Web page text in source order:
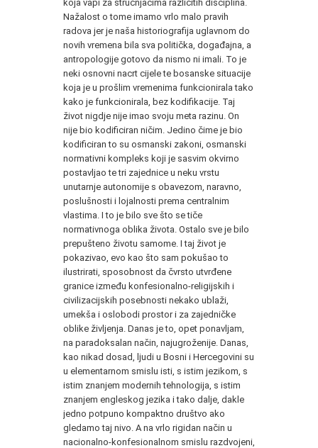
koja vapi za stručnjacima različitih disciplina.
Nažalost o tome imamo vrlo malo pravih
radova jer je naša historiografija uglavnom do
novih vremena bila sva politička, događajna, a
antropologije gotovo da nismo ni imali. To je
neki osnovni nacrt cijele te bosanske situacije
koja je u prošlim vremenima funkcionirala tako
kako je funkcionirala, bez kodifikacije. Taj
život nigdje nije imao svoju meta razinu. On
nije bio kodificiran ničim. Jedino čime je bio
kodificiran to su osmanski zakoni, osmanski
normativni kompleks koji je sasvim okvirno
postavljao te tri zajednice u neku vrstu
unutarnje autonomije s obavezom, naravno,
poslušnosti i lojalnosti prema centralnim
vlastima. I to je bilo sve što se tiče
normativnoga oblika života. Ostalo sve je bilo
prepušteno životu samome. I taj život je
pokazivao, evo kao što sam pokušao to
ilustrirati, sposobnost da čvrsto utvrđene
granice između konfesionalno-religijskih i
civilizacijskih posebnosti nekako ublaži,
umekša i oslobodi prostor i za zajedničke
oblike življenja. Danas je to, opet ponavljam,
na paradoksalan način, najugroženije. Danas,
kao nikad dosad, ljudi u Bosni i Hercegovini su
u elementarnom smislu isti, s istim jezikom, s
istim znanjem modernih tehnologija, s istim
znanjem engleskog jezika i tako dalje, dakle
jedno potpuno kompaktno društvo ako
gledamo taj nivo. A na vrlo rigidan način u
nacionalno-konfesionalnom smislu razdvojeni,